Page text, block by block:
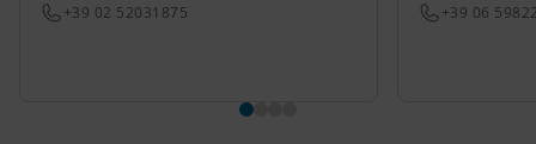
+39 02 52031875 +39 06